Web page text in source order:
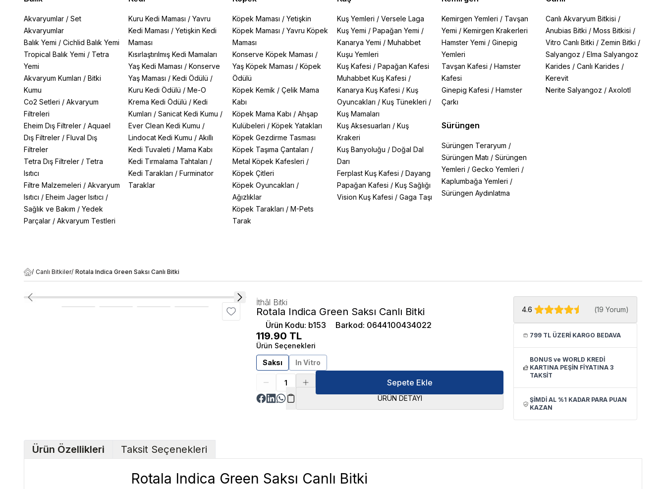
Akvaryumlar / Set
Akvaryumlar
Balık Yemi / Cichlid Balık Yemi
Tropical Balık Yemi / Tetra
Yemi
Akvaryum Kumları / Bitki
Kumu
Co2 Setleri / Akvaryum
Filtreleri
Eheim Dış Filtreler / Aquael
Dış Filtreler / Fluval Dış
Filtreler
Tetra Dış Filtreler / Tetra
Isıtıcı
Filtre Malzemeleri / Akvaryum
Isıtıcı / Eheim Jager Isıtıcı /
Sağlık ve Bakım / Yedek
Parçalar / Akvaryum Testleri
Kuru Kedi Maması / Yavru
Kedi Maması / Yetişkin Kedi
Maması
Kısırlaştırılmış Kedi Mamaları
Yaş Kedi Maması / Konserve
Yaş Maması / Kedi Ödülü /
Kuru Kedi Ödülü / Me-O
Krema Kedi Ödülü / Kedi
Kumları / Sanicat Kedi Kumu /
Ever Clean Kedi Kumu /
Lindocat Kedi Kumu / Akıllı
Kedi Tuvaleti / Mama Kabı
Kedi Tırmalama Tahtaları /
Kedi Tarakları / Furminator
Taraklar
Köpek Maması /Yetişkin
Köpek Maması /Yavru Köpek
Maması
Konserve Köpek Maması /
Yaş Köpek Maması /Köpek
Ödülü
Köpek Kemik /Çelik Mama
Kabı
Köpek Mama Kabı /Ahşap
Kulübeleri /Köpek Yatakları
Köpek Gezdirme Tasması
Köpek Taşıma Çantaları /
Metal Köpek Kafesleri /
Köpek Çitleri
Köpek Oyuncakları /
Ağızlıklar
Köpek Tarakları /M-Pets
Tarak
Kuş Yemleri / Versele Laga
Kuş Yemi / Papağan Yemi /
Kanarya Yemi / Muhabbet
Kuşu Yemleri
Kuş Kafesi / Papağan Kafesi
Muhabbet Kuş Kafesi /
Kanarya Kuş Kafesi / Kuş
Oyuncakları / Kuş Tünekleri /
Kuş Mamaları
Kuş Aksesuarları / Kuş
Krakeri
Kuş Banyoluğu / Doğal Dal
Darı
Ferplast Kuş Kafesi / Dayang
Papağan Kafesi / Kuş Sağlığı
Vision Kuş Kafesi / Gaga Taşı
Kemirgen Yemleri / Tavşan
Yemi / Kemirgen Krakerleri
Hamster Yemi / Ginepig
Yemleri
Tavşan Kafesi / Hamster
Kafesi
Ginepig Kafesi / Hamster
Çarkı
Sürüngen
Sürüngen Teraryum /
Sürüngen Matı / Sürüngen
Yemleri / Gecko Yemleri /
Kaplumbağa Yemleri /
Sürüngen Aydınlatma
Canlı Akvaryum Bitkisi /
Anubias Bitki /Moss Bitkisi /
Vitro Canlı Bitki / Zemin Bitki /
Salyangoz /Elma Salyangoz
Karides /Canlı Karides /
Kerevit
Nerite Salyangoz /Axolotl
/ Canlı Bitkiler/ Rotala Indica Green Saksı Canlı Bitki
İthâl Bitki
Rotala Indica Green Saksı Canlı Bitki
Ürün Kodu: b153 Barkod: 0644100434022
119.90 TL
Ürün Seçenekleri
Saksı
In Vitro
Sepete Ekle
ÜRÜN DETAYI
4.6 (19 Yorum)
799 TL ÜZERİ KARGO BEDAVA
BONUS ve WORLD KREDİ
KARTINA PEŞİN FİYATINA 3
TAKSİT
ŞİMDİ AL %1 KADAR PARA PUAN
KAZAN
Ürün Özellikleri Taksit Seçenekleri
Rotala Indica Green Saksı Canlı Bitki